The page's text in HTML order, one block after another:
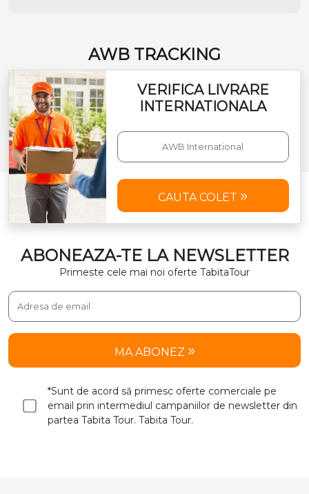
AWB TRACKING
VERIFICA LIVRARE
INTERNATIONALA
CAUTA COLET
ABONEAZA-TE LA NEWSLETTER
Primeste cele mai noi oferte TabitaTour
MA ABONEZ
*Sunt de acord să primesc oferte comerciale pe
email prin intermediul campaniilor de newsletter din
partea Tabita Tour. Tabita Tour.